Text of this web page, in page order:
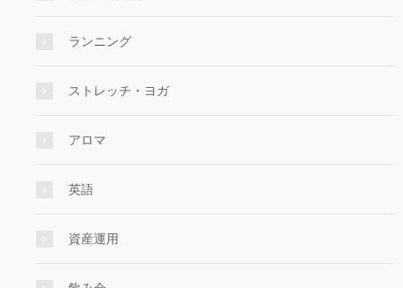
ランニング
ストレッチ・ヨガ
アロマ
英語
資産運用